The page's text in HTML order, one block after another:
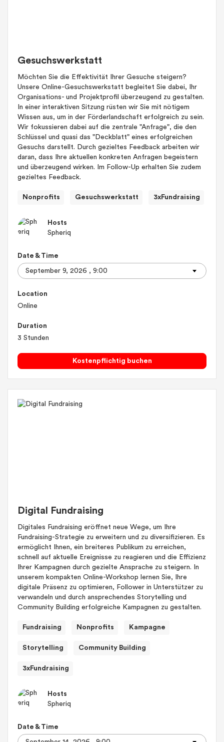
Gesuchswerkstatt
Möchten Sie die Effektivität Ihrer Gesuche steigern?
Unsere Online-Gesuchswerkstatt begleitet Sie dabei, Ihr
Organisations- und Projektprofil überzeugend zu gestalten.
In einer interaktiven Sitzung rüsten wir Sie mit nötigem
Wissen aus, um in der Förderlandschaft erfolgreich zu sein.
Wir fokussieren dabei auf die zentrale "Anfrage", die den
Schlüssel und quasi das "Deckblatt" eines erfolgreichen
Gesuchs darstellt. Durch gezieltes Feedback arbeiten wir
daran, dass Ihre aktuellen konkreten Anfragen begeistern
und überzeugend wirken. Im Follow-Up erhalten Sie zudem
gezieltes Feedback.
Nonprofits Gesuchswerkstatt 3xFundraising
Hosts
Spheriq
Date & Time
Location
Online
Duration
3 Stunden
Kostenpflichtig buchen
Digital Fundraising
Digitales Fundraising eröffnet neue Wege, um Ihre
Fundraising-Strategie zu erweitern und zu diversifizieren. Es
ermöglicht Ihnen, ein breiteres Publikum zu erreichen,
schnell auf aktuelle Ereignisse zu reagieren und die Effizienz
Ihrer Kampagnen durch gezielte Ansprache zu steigern. In
unserem kompakten Online-Workshop lernen Sie, Ihre
digitale Präsenz zu optimieren, Follower in Unterstützer zu
verwandeln und durch ansprechendes Storytelling und
Community Building erfolgreiche Kampagnen zu gestalten.
Fundraising Nonprofits Kampagne
Storytelling Community Building
3xFundraising
Hosts
Spheriq
Date & Time